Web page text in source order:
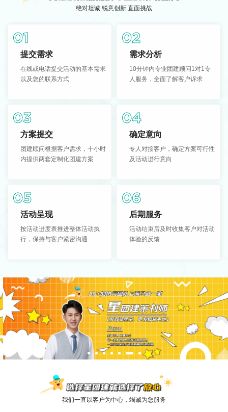
绝对坦诚 锐意创新 直面挑战
01
提交需求
在线或电话提交活动的基本需求
以及您的联系方式
02
需求分析
10分钟内专业团建顾问1对1专
人服务，全面了解客户诉求
03
方案提交
团建顾问根据客户需求，十小时
内提供两套定制化团建方案
04
确定意向
专人对接客户，确定方案可行性
及活动进行意向
05
活动呈现
按活动进度表推进整体活动执
行，保持与客户紧密沟通
06
后期服务
活动结束后及时收集客户对活动
体验的反馈
我们一直以客户为中心，竭诚为您服务